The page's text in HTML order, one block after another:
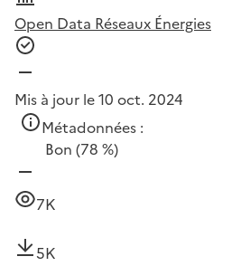
Open Data Réseaux Énergies
Mis à jour le 10 oct. 2024
Métadonnées :
Bon (78 %)
7K
5K